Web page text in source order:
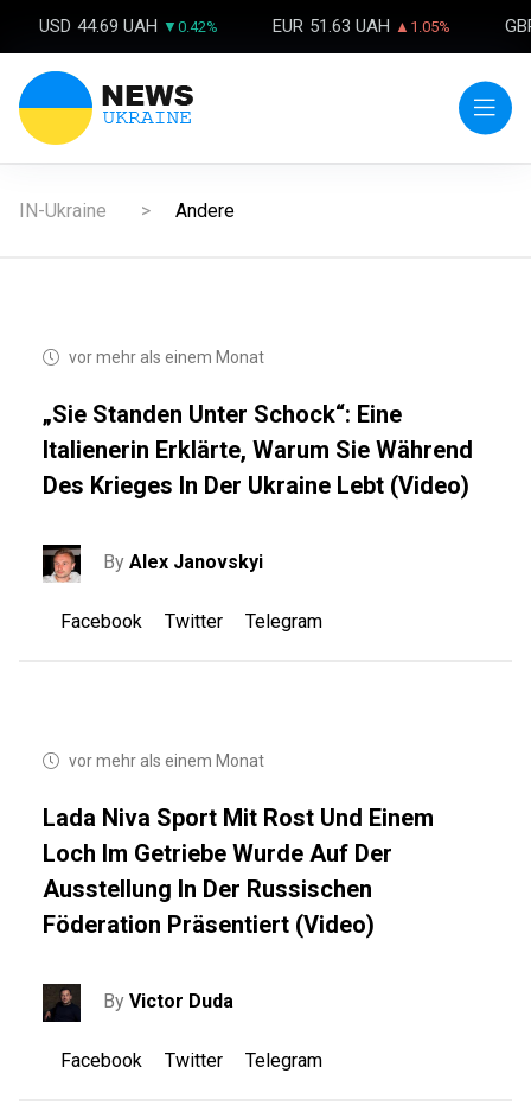
USD 44.69 UAH ▼0.42% EUR 51.63 UAH ▲1.05%
IN-Ukraine Andere
vor mehr als einem Monat
„Sie Standen Unter Schock“: Eine
Italienerin Erklärte, Warum Sie Während
Des Krieges In Der Ukraine Lebt (Video)
ByAlex Janovskyi
Facebook Twitter Telegram
vor mehr als einem Monat
Lada Niva Sport Mit Rost Und Einem
Loch Im Getriebe Wurde Auf Der
Ausstellung In Der Russischen
Föderation Präsentiert (Video)
ByVictor Duda
Facebook Twitter Telegram